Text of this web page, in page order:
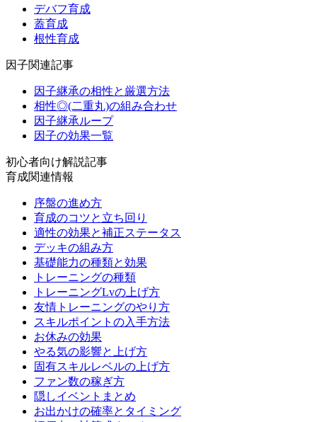
デバフ育成
蓋育成
根性育成
因子関連記事
因子継承の相性と厳選方法
相性◎(二重丸)の組み合わせ
因子継承ループ
因子の効果一覧
初心者向け解説記事
育成関連情報
序盤の進め方
育成のコツと立ち回り
適性の効果と補正ステータス
デッキの組み方
基礎能力の種類と効果
トレーニングの種類
トレーニングLvの上げ方
友情トレーニングのやり方
スキルポイントの入手方法
お休みの効果
やる気の影響と上げ方
固有スキルレベルの上げ方
ファン数の稼ぎ方
隠しイベントまとめ
お出かけの確率とタイミング